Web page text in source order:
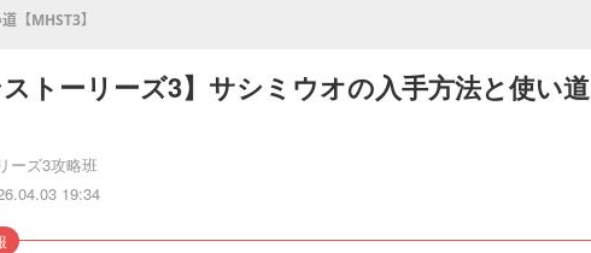
【MHST3】
ストーリーズ3】サシミウオの入手方法と使い道
ーズ3攻略班
19:34